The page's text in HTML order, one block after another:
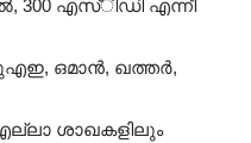
300 എസ്ിഡി എന്നീ
ഒമാന്‍, ഖത്തര്‍,
ശാഖകളിലും